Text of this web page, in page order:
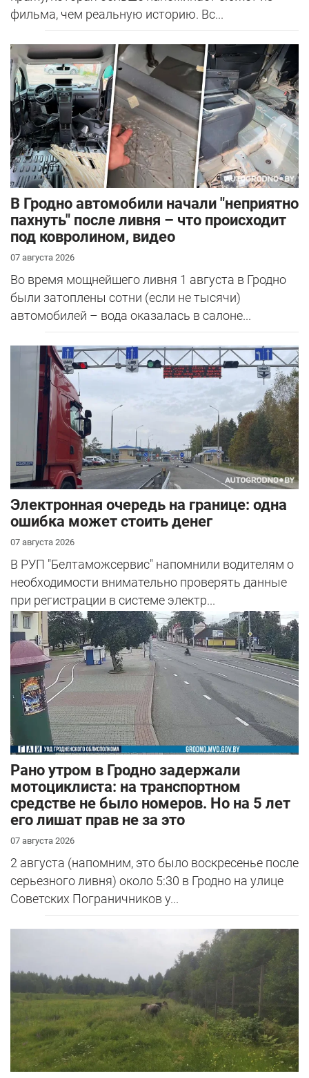
фильма, чем реальную историю. Вс...
В Гродно автомобили начали "неприятно
пахнуть" после ливня – что происходит
под ковролином, видео
07 августа 2026
Во время мощнейшего ливня 1 августа в Гродно
были затоплены сотни (если не тысячи)
автомобилей – вода оказалась в салоне...
Электронная очередь на границе: одна
ошибка может стоить денег
07 августа 2026
В РУП "Белтаможсервис" напомнили водителям о
необходимости внимательно проверять данные
при регистрации в системе электр...
Рано утром в Гродно задержали
мотоциклиста: на транспортном
средстве не было номеров. Но на 5 лет
его лишат прав не за это
07 августа 2026
2 августа (напомним, это было воскресенье после
серьезного ливня) около 5:30 в Гродно на улице
Советских Пограничников у...